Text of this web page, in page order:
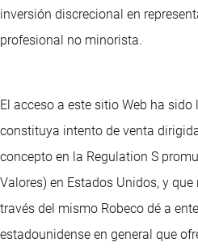
inversión discrecional en
profesional no minorista.
El acceso a este sitio Web ha
constituya intento de venta
concepto en la Regulation S
Valores) en Estados Unidos, y
través del mismo Robeco dé a
estadounidense en general que